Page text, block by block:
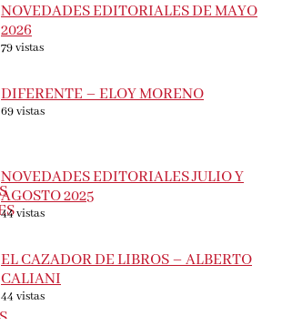
NOVEDADES EDITORIALES DE MAYO
2026
79 vistas
DIFERENTE – ELOY MORENO
69 vistas
NOVEDADES EDITORIALES JULIO Y
AGOSTO 2025
44 vistas
EL CAZADOR DE LIBROS – ALBERTO
CALIANI
44 vistas